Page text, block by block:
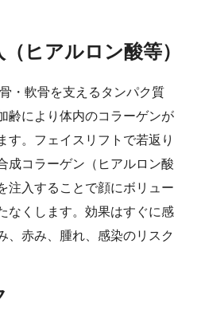
ヒアルロン酸等）
・軟骨を支えるタンパク質
齢により体内のコラーゲンが
す。フェイスリフトで若返り
成コラーゲン（ヒアルロン酸
注入することで顔にボリュー
なくします。効果はすぐに感
、赤み、腫れ、感染のリスク